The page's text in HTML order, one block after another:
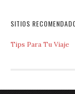
SITIOS
Tips Para Tu Viaje